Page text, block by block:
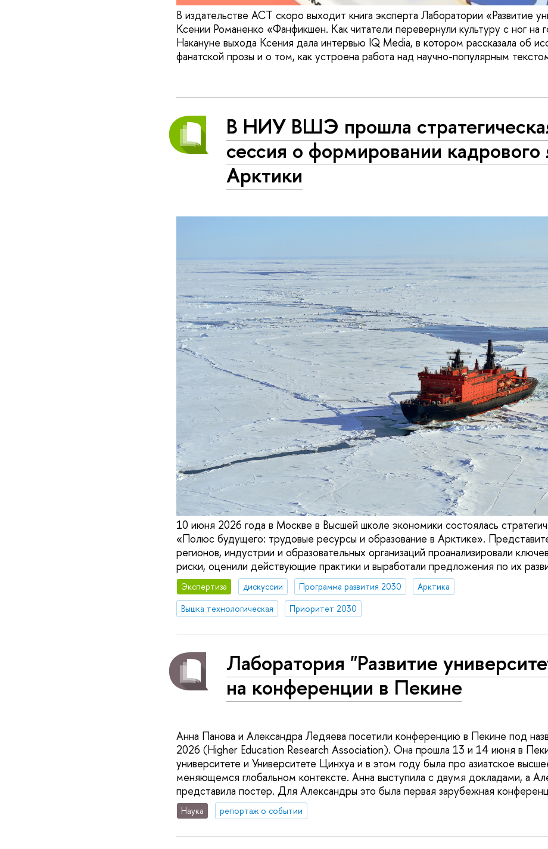
В издательстве АСТ скоро выходит книга эксперта Лаборатории «Развитие
Ксении Романенко «Фанфикшен. Как читатели перевернули культуру с ног на
Накануне выхода Ксения дала интервью IQ Media, в котором рассказала об
фанатской прозы и о том, как устроена работа над научно-популярным
В НИУ ВШЭ прошла
сессия о формировании кадрового
Арктики
10 июня 2026 года в Москве в Высшей школе экономики состоялась
«Полюс будущего: трудовые ресурсы и образование в Арктике».
регионов, индустрии и образовательных организаций проанализировали
риски, оценили действующие практики и выработали предложения по их
Экспертиза дискуссии Программа развития 2030
Арктика
Вышка технологическая
Приоритет 2030
Лаборатория "Развитие
на конференции в Пекине
Анна Панова и Александра Ледяева посетили конференцию в Пекине под
2026 (Higher Education Research Association). Она прошла 13 и 14 июня в
университете и Университете Цинхуа и в этом году была про азиатское
меняющемся глобальном контексте. Анна выступила с двумя докладами, а
представила постер. Для Александры это была первая зарубежная
Наука репортаж о событии